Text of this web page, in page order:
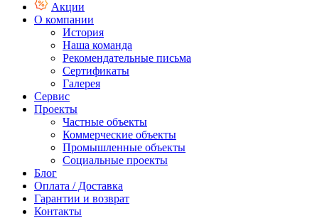
Акции
О компании
История
Наша команда
Рекомендательные письма
Сертификаты
Галерея
Сервис
Проекты
Частные объекты
Коммерческие объекты
Промышленные объекты
Социальные проекты
Блог
Оплата / Доставка
Гарантии и возврат
Контакты